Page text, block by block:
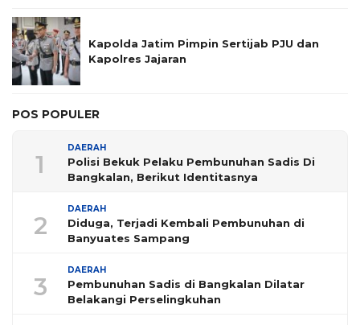
Kapolda Jatim Pimpin Sertijab PJU dan
Kapolres Jajaran
POS POPULER
1
DAERAH
Polisi Bekuk Pelaku Pembunuhan Sadis Di
Bangkalan, Berikut Identitasnya
2
DAERAH
Diduga, Terjadi Kembali Pembunuhan di
Banyuates Sampang
3
DAERAH
Pembunuhan Sadis di Bangkalan Dilatar
Belakangi Perselingkuhan